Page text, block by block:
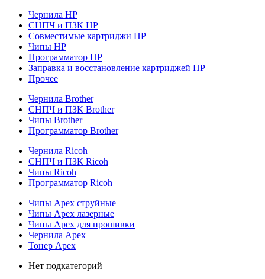
Чернила HP
СНПЧ и ПЗК HP
Совместимые картриджи HP
Чипы HP
Программатор HP
Заправка и восстановление картриджей HP
Прочее
Чернила Brother
СНПЧ и ПЗК Brother
Чипы Brother
Программатор Brother
Чернила Ricoh
СНПЧ и ПЗК Ricoh
Чипы Ricoh
Программатор Ricoh
Чипы Apex струйные
Чипы Apex лазерные
Чипы Apex для прошивки
Чернила Apex
Тонер Apex
Нет подкатегорий